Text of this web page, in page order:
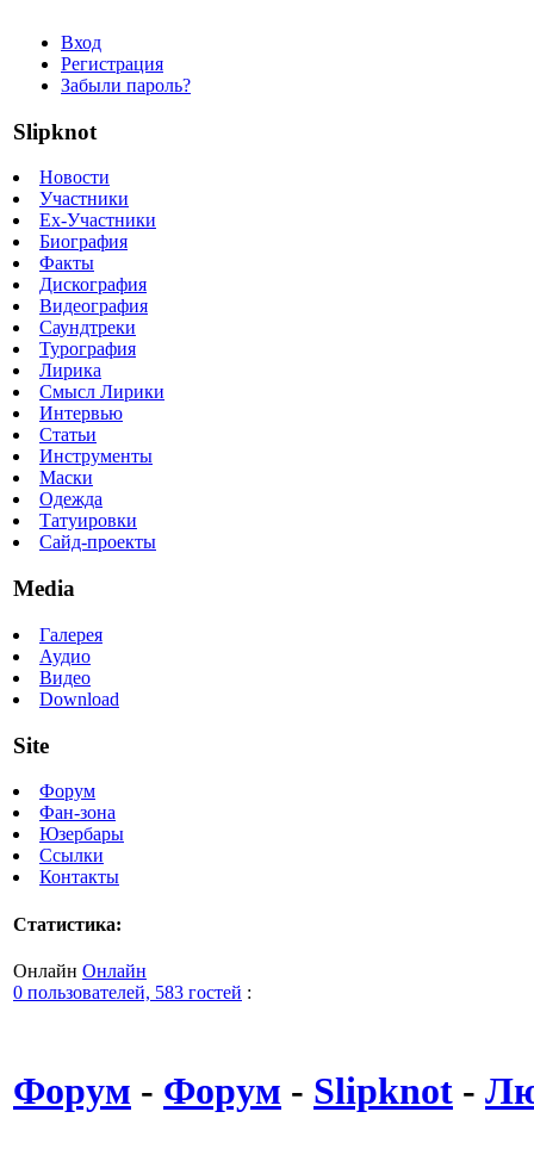
Вход
Регистрация
Забыли пароль?
Slipknot
Новости
Участники
Ex-Участники
Биография
Факты
Дискография
Видеография
Саундтреки
Турография
Лирика
Смысл Лирики
Интервью
Статьи
Инструменты
Маски
Одежда
Татуировки
Сайд-проекты
Media
Галерея
Аудио
Видео
Download
Site
Форум
Фан-зона
Юзербары
Ссылки
Контакты
Статистика:
Онлайн Онлайн
0 пользователей, 583 гостей :
Форум - Форум - Slipknot -